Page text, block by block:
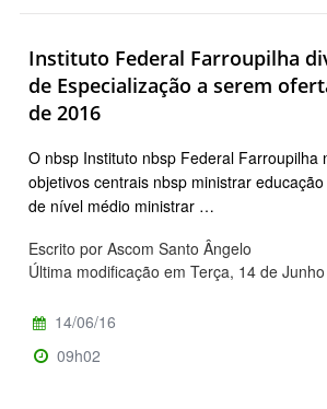
Instituto Federal Farroupilha
de Especialização a serem
de 2016
O nbsp Instituto nbsp Federal Farroupilha
objetivos centrais nbsp ministrar
de nível médio ministrar …
Escrito por Ascom Santo Ângelo
Última modificação em Terça, 14 de
14/06/16
09h02